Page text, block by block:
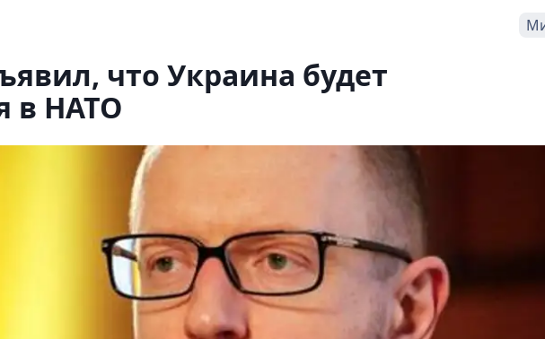
что Украина будет
в НАТО